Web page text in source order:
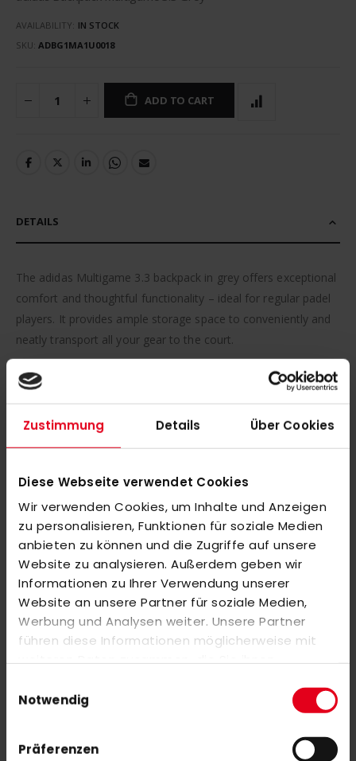
Zustimmung Details Über Cookies
Diese Webseite verwendet Cookies
Wir verwenden Cookies, um Inhalte und Anzeigen
zu personalisieren, Funktionen für soziale Medien
anbieten zu können und die Zugriffe auf unsere
Website zu analysieren. Außerdem geben wir
Informationen zu Ihrer Verwendung unserer
Website an unsere Partner für soziale Medien,
Werbung und Analysen weiter. Unsere Partner
führen diese Informationen möglicherweise mit
weiteren Daten zusammen, die Sie ihnen
Nutzung der Dienste gesammelt haben.
Notwendig
Präferenzen
AVAILABILITY: IN STOCK
SKU ADBG1MA1U0018
ADD TO CART
DETAILS
The adidas Multigame 3.3 backpack in grey offers exceptional
comfort and thoughtful functionality – ideal for regular padel
players. It provides ample storage space to conveniently and
neatly transport all your gear to the court.
Features include a lockable front compartment, two side
pockets made of elastic mesh, and an additional back pocket
for quick access. The reinforced base ensures stability, while
two padded compartments keep sensitive items like laptops
100% Polyester
Dimensions:
29 × 15.5 × 47 cm
REVIEWS